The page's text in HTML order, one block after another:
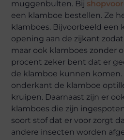
muggenbulten. Bij
een klamboe bestellen. Ze
klamboes. Bijvoorbeeld een
opening aan de zijkant
maar ook klamboes zonder
procent zeker bent dat er
de klamboe kunnen komen.
onderkant de klamboe
kruipen. Daarnaast zijn er
klamboes die zijn
soort stof dat er voor zorgt
andere insecten worden